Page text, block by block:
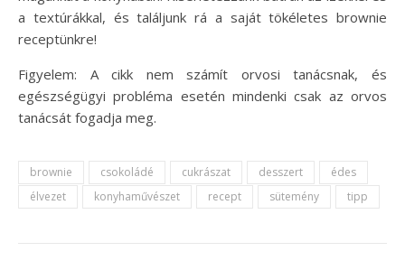
a textúrákkal, és találjunk rá a saját tökéletes brownie
receptünkre!
Figyelem: A cikk nem számít orvosi tanácsnak, és
egészségügyi probléma esetén mindenki csak az orvos
tanácsát fogadja meg.
brownie csokoládé cukrászat desszert
édes
élvezet
konyhaművészet recept sütemény tipp